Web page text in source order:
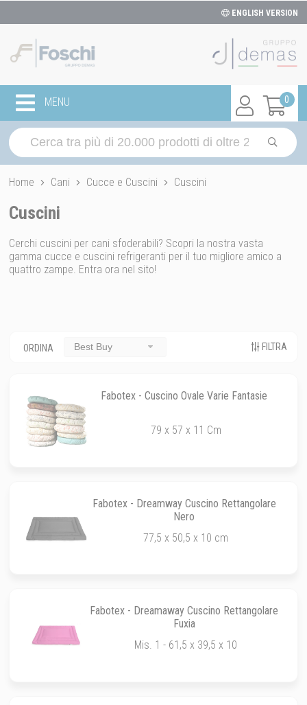
ENGLISH VERSION
0
MENU
Home Cani Cucce e Cuscini Cuscini
Cuscini
Cerchi cuscini per cani sfoderabili? Scopri la nostra vasta
gamma cucce e cuscini refrigeranti per il tuo migliore amico a
quattro zampe. Entra ora nel sito!
ORDINA Best Buy FILTRA
Fabotex - Cuscino Ovale Varie Fantasie
79 x 57 x 11 Cm
Fabotex - Dreamway Cuscino Rettangolare
Nero
77,5 x 50,5 x 10 cm
Fabotex - Dreamaway Cuscino Rettangolare
Fuxia
Mis. 1 - 61,5 x 39,5 x 10